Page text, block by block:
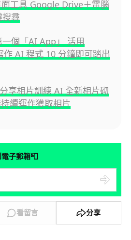
工具 Google Drive＋電腦
搜尋
個「AI App」 活用
AI 程式 10 分鐘即可踏出
享相片訓練 AI 全新相片砌
續運作獲取相片
子郵箱📮
看留言 分享